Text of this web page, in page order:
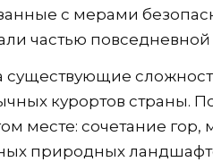
с мерами
частью
существующие
курортов страны.
месте: сочетание
природных